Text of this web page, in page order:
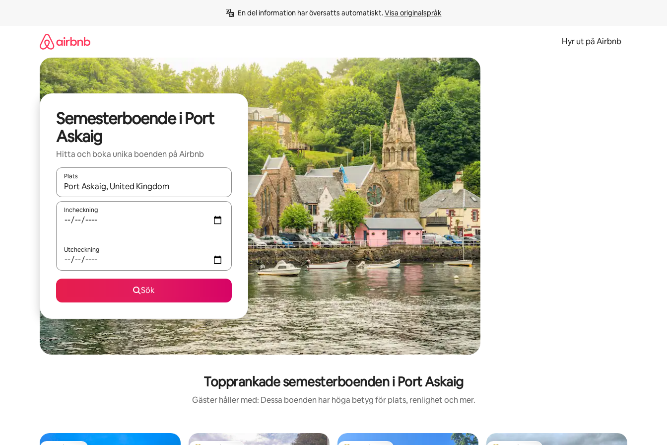
En del information har översatts automatiskt. Visa originalspråk
Hyr ut på Airbnb
Semesterboende i Port
Askaig
Hitta och boka unika boenden på Airbnb
Plats
När resultaten är tillgängliga kan du navigera med upp- och nedåtpilarna eller utforska genom att trycka eller svepa.
Incheckning
Utcheckning
Sök
Topprankade semesterboenden i Port Askaig
Gäster håller med: Dessa boenden har höga betyg för plats, renlighet och mer.